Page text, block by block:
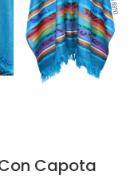
Capota